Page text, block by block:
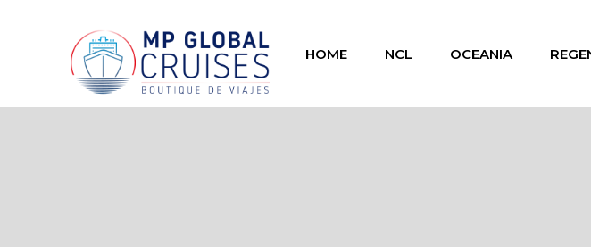
HOME NCL OCEANIA